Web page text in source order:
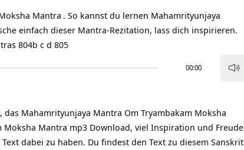
Mantra . So kannst du lernen Mahamrityunjaya
einfach dieser Mantra-Rezitation, lass dich inspirieren.
804b c d 805
00:00
Mahamrityunjaya Mantra Om Tryambakam Moksha
Mantra mp3 Download, viel Inspiration und Freude
dabei zu haben. Du findest den Text zu diesem Sanskrit